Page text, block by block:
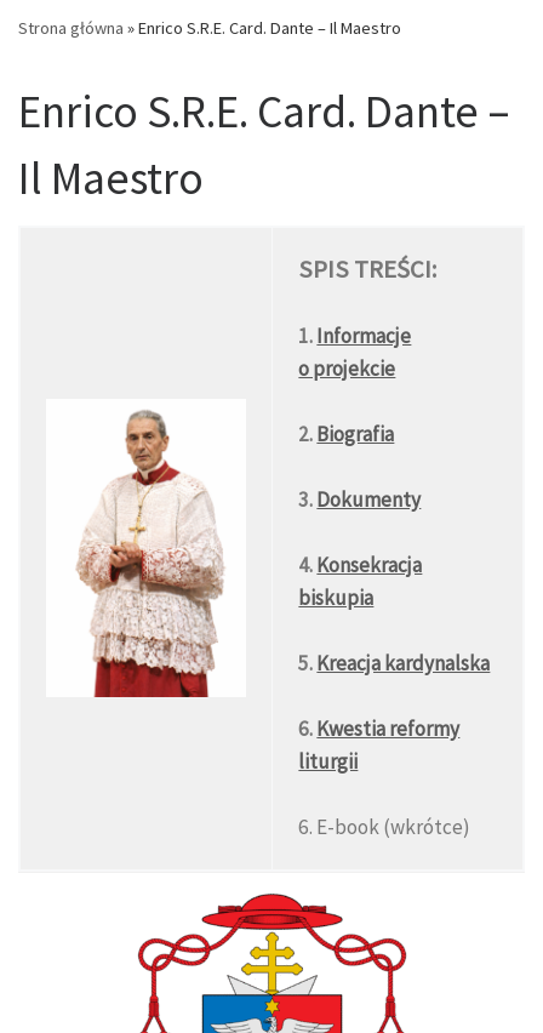
Strona główna »Enrico S.R.E. Card. Dante – Il Maestro
Enrico S.R.E. Card. Dante –
Il Maestro
SPIS TREŚCI:
1.Informacje
o projekcie
2.Biografia
3.Dokumenty
4.Konsekracja
biskupia
5.Kreacja kardynalska
6.Kwestia reformy
liturgii
6. E-book (wkrótce)